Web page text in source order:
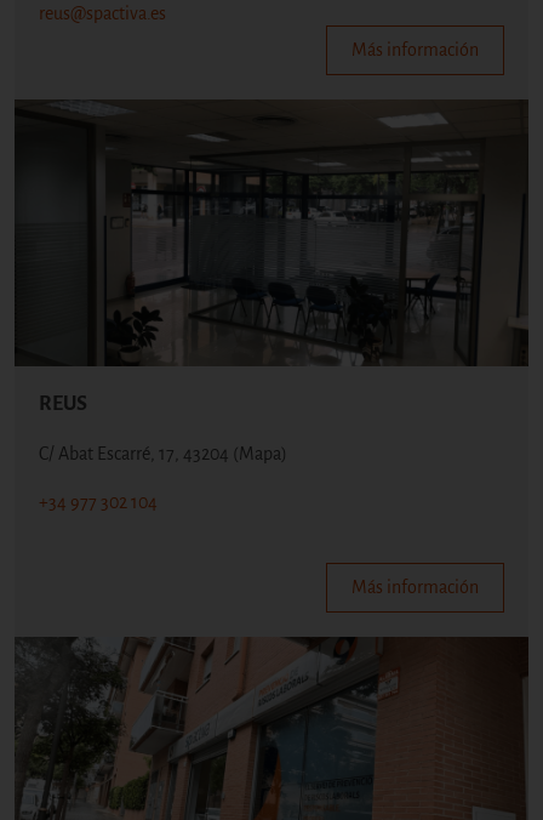
reus@spactiva.es
Más información
REUS
C/ Abat Escarré, 17, 43204 (Mapa)
+34 977 302 104
Más información